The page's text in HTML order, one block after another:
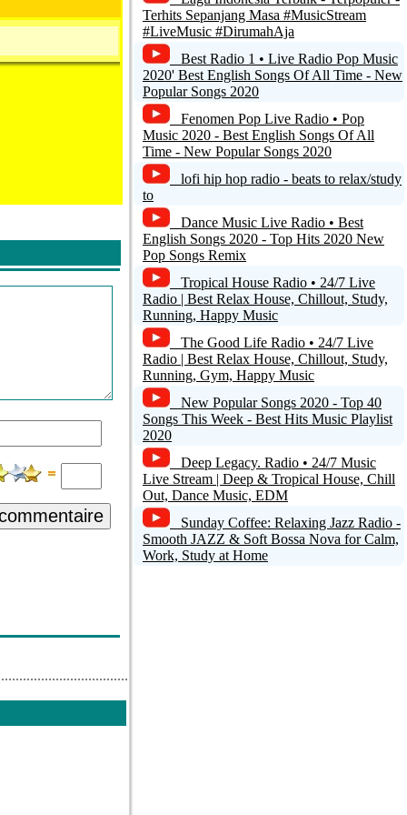
I Love Deutschrap Beste by
ilovemusic.de
I Love The Beach by ilovemusic.de
Terhits Sepanjang Masa #MusicStream
#LiveMusic #DirumahAja
Best Radio 1 • Live Radio Pop Music
2020' Best English Songs Of All Time - New
Popular Songs 2020
Fenomen Pop Live Radio • Pop
Music 2020 - Best English Songs Of All
Time - New Popular Songs 2020
lofi hip hop radio - beats to relax/study
to
Dance Music Live Radio • Best
English Songs 2020 - Top Hits 2020 New
Pop Songs Remix
Tropical House Radio • 24/7 Live
Radio | Best Relax House, Chillout, Study,
Running, Happy Music
The Good Life Radio • 24/7 Live
Radio | Best Relax House, Chillout, Study,
Running, Gym, Happy Music
New Popular Songs 2020 - Top 40
Songs This Week - Best Hits Music Playlist
2020
Deep Legacy. Radio • 24/7 Music
Live Stream | Deep & Tropical House, Chill
Out, Dance Music, EDM
Sunday Coffee: Relaxing Jazz Radio -
Smooth JAZZ & Soft Bossa Nova for Calm,
Work, Study at Home